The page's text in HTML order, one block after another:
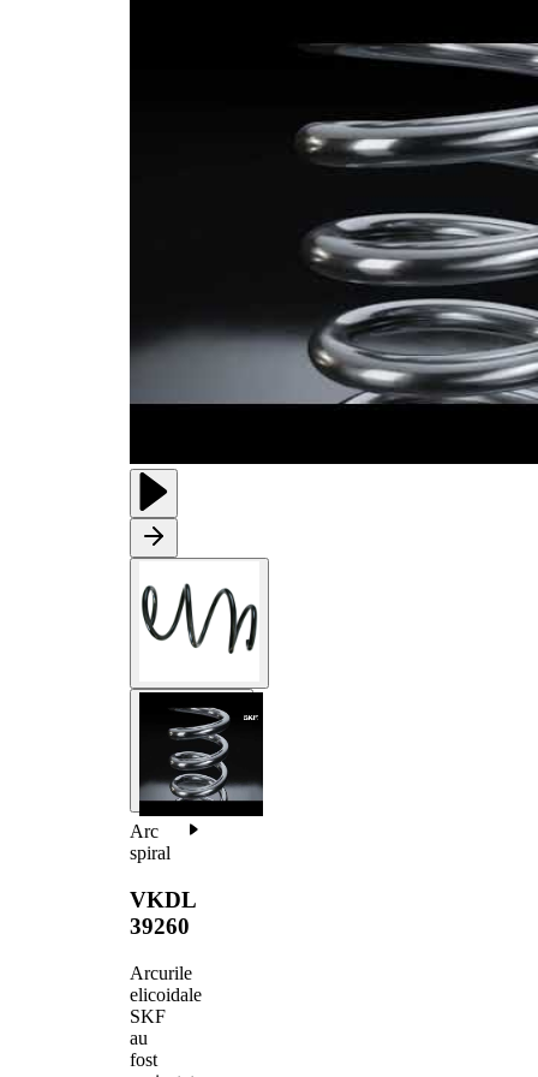
Arc
spiral
VKDL
39260
Arcurile
elicoidale
SKF
au
fost